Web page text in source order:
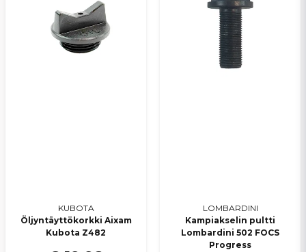
KUBOTA
Öljyntäyttökorkki Aixam
Kubota Z482
LOMBARDINI
Kampiakselin pultti
Lombardini 502 FOCS
Progress